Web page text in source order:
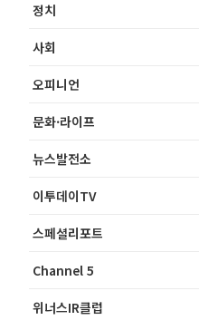
정치
사회
오피니언
문화·라이프
뉴스발전소
이투데이TV
스페셜리포트
Channel 5
위너스IR클럽